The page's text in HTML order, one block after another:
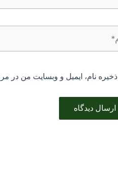
ذخیره نام، ایمیل و وبسایت من در